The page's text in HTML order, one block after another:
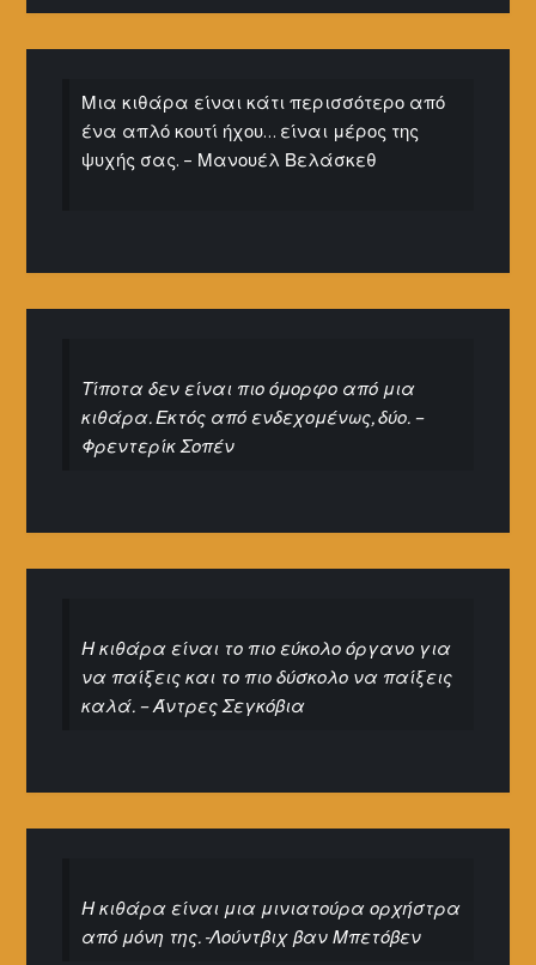
Μια κιθάρα είναι κάτι περισσότερο από
ένα απλό κουτί ήχου… είναι μέρος της
ψυχής σας. – Μανουέλ Βελάσκεθ
Τίποτα δεν είναι πιο όμορφο από μια
κιθάρα. Εκτός από ενδεχομένως, δύο. –
Φρεντερίκ Σοπέν
Η κιθάρα είναι το πιο εύκολο όργανο για
να παίξεις και το πιο δύσκολο να παίξεις
καλά. – Άντρες Σεγκόβια
Η κιθάρα είναι μια μινιατούρα ορχήστρα
από μόνη της. -Λούντβιχ βαν Μπετόβεν